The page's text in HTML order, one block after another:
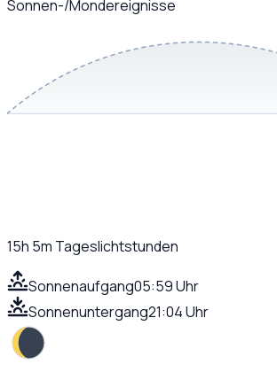
Sonnen-/Mondereignisse
15h 5m Tageslichtstunden
Sonnenaufgang05:59 Uhr
Sonnenuntergang21:04 Uhr